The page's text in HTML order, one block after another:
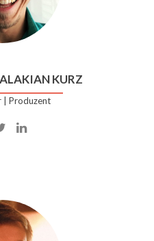
KURZ
| Produzent